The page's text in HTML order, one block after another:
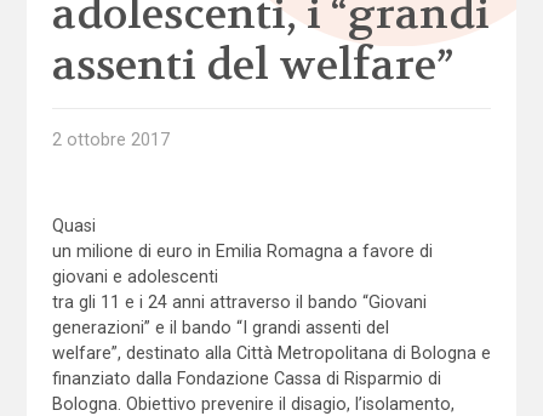
adolescenti, i “grandi
assenti del welfare”
2 ottobre 2017
Quasi
un milione di euro in Emilia Romagna a favore di
giovani e adolescenti
tra gli 11 e i 24 anni attraverso il bando “Giovani
generazioni” e il bando “I grandi assenti del
welfare”, destinato alla Città Metropolitana di Bologna e
finanziato dalla Fondazione Cassa di Risparmio di
Bologna. Obiettivo prevenire il disagio, l’isolamento,